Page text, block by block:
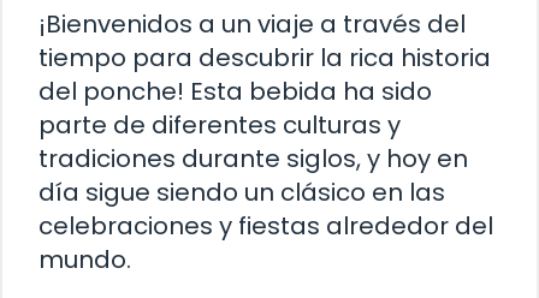
¡Bienvenidos a un viaje a través del
tiempo para descubrir la rica historia
del ponche! Esta bebida ha sido
parte de diferentes culturas y
tradiciones durante siglos, y hoy en
día sigue siendo un clásico en las
celebraciones y fiestas alrededor del
mundo.